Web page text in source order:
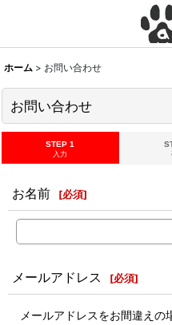
ホーム > お問い合わせ
お問い合わせ
STEP 1
入力
お名前 [必須]
メールアドレス [必須]
メールアドレスをお間違え